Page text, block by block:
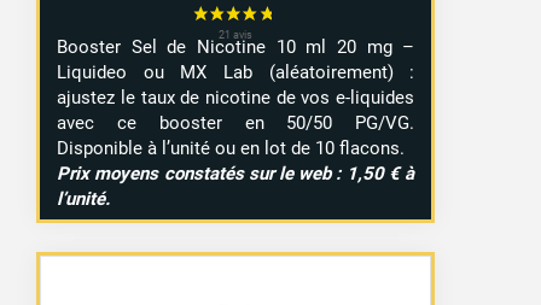
Booster Sel de Nicotine 10 ml 20 mg –
Liquideo ou MX Lab (aléatoirement) :
ajustez le taux de nicotine de vos e-liquides
avec ce booster en 50/50 PG/VG.
Disponible à l’unité ou en lot de 10 flacons.
Prix moyens constatés sur le web : 1,50 € à
l’unité.